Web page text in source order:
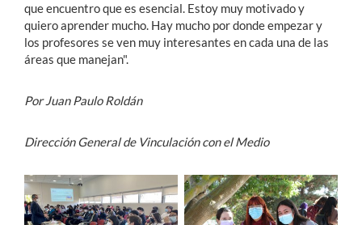
que encuentro que es esencial. Estoy muy motivado y
quiero aprender mucho. Hay mucho por donde empezar y
los profesores se ven muy interesantes en cada una de las
áreas que manejan".
Por Juan Paulo Roldán
Dirección General de Vinculación con el Medio